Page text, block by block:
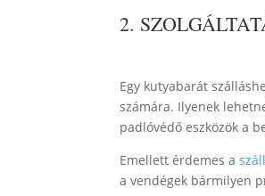
2.
Egy kutyabarát
számára. Ilyenek
padlóvédő eszközök a
Emellett érdemes a
a vendégek bármilyen